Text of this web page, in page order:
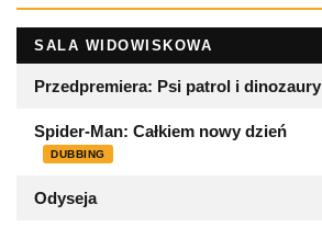
SALA WIDOWISKOWA
Przedpremiera: Psi patrol i dinozaury
Spider-Man: Całkiem nowy dzień
DUBBING
Odyseja